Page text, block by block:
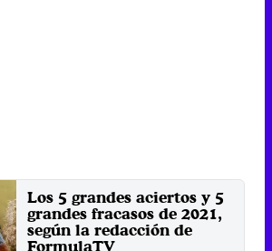
Los 5 grandes aciertos y 5
grandes fracasos de 2021,
según la redacción de
FormulaTV